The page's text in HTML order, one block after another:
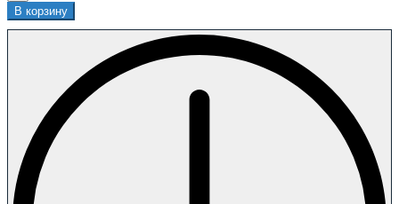
В корзину